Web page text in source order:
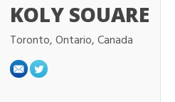
KOLY SOUARE
Toronto, Ontario, Canada